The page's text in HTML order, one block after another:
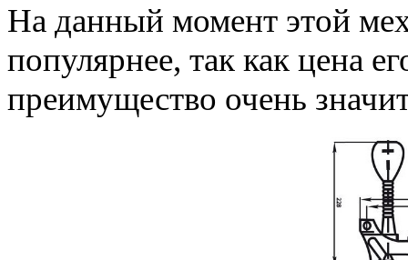
На данный момент этой
популярнее, так как цена
преимущество очень